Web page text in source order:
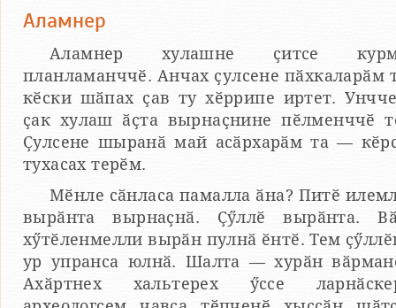
Аламнер
Аламнер хулашне ҫитсе
планламанччӗ. Анчах ҫулсене пӑхкаларӑм
кӗски шӑпах ҫав ту хӗррипе иртет.
ҫак хулаш ӑҫта вырнаҫнине пӗлменччӗ
Ҫулсене шыранӑ май асӑрхарӑм та —
тухасах терӗм.
Мӗнле сӑнласа памалла ӑна? Питӗ
вырӑнта вырнаҫнӑ. Ҫӳллӗ вырӑнта.
хӳтӗленмелли вырӑн пулнӑ ӗнтӗ. Тем
ур упранса юлнӑ. Шалта — хурӑн
Ахӑртнех хальтерех ӳссе